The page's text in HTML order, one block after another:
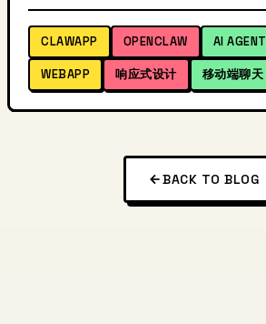
CLAWAPP OPENCLAW AI AGENT
WEBAPP 响应式设计 移动端聊天
BACK TO BLOG